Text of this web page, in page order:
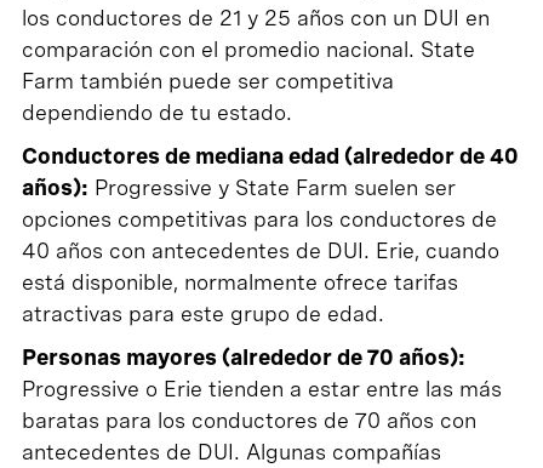
los conductores de 21 y 25 años con un DUI en
comparación con el promedio nacional. State
Farm también puede ser competitiva
dependiendo de tu estado.
Conductores de mediana edad (alrededor de 40
años): Progressive y State Farm suelen ser
opciones competitivas para los conductores de
40 años con antecedentes de DUI. Erie, cuando
está disponible, normalmente ofrece tarifas
atractivas para este grupo de edad.
Personas mayores (alrededor de 70 años):
Progressive o Erie tienden a estar entre las más
baratas para los conductores de 70 años con
antecedentes de DUI. Algunas compañías